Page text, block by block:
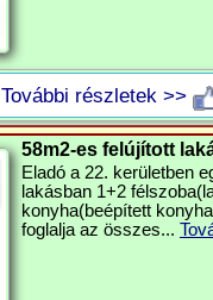
További részletek >>
58m2-es felújított
Eladó a 22. kerületben
lakásban 1+2
konyha(beépített
foglalja az összes...